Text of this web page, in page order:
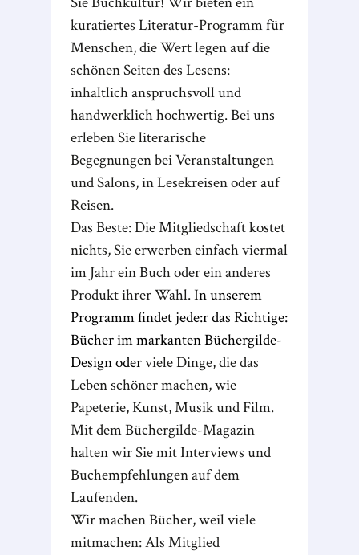
kuratiertes Literatur-Programm für
Menschen, die Wert legen auf die
schönen Seiten des Lesens:
inhaltlich anspruchsvoll und
handwerklich hochwertig. Bei uns
erleben Sie literarische
Begegnungen bei Veranstaltungen
und Salons, in Lesekreisen oder auf
Reisen.
Das Beste: Die Mitgliedschaft kostet
nichts, Sie erwerben einfach viermal
im Jahr ein Buch oder ein anderes
Produkt ihrer Wahl. In unserem
Programm findet jede:r das Richtige:
Bücher im markanten Büchergilde-
Design oderviele Dinge, die das
Leben schöner machen, wie
Papeterie, Kunst, Musik und Film.
Mit dem Büchergilde-Magazin
halten wir Sie mit Interviews und
Buchempfehlungen auf dem
Laufenden.
Wir machen Bücher, weil viele
mitmachen: Als Mitglied